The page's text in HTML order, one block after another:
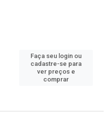
Faça seu login ou
cadastre-se para
ver preços e
comprar